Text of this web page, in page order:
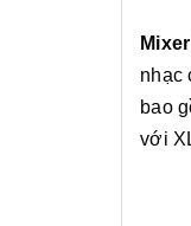
nhạc
bao
với